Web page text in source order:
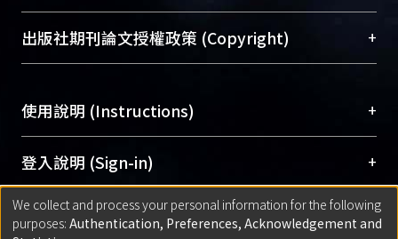
To permanently archive and promote researcher
profiles and scholarly works, Library integrates the
services of “NTU Repository” with “Academic
開放取用是從使用者角度提升資訊取用性的社會運
動，應用在學術研究上是透過將研究著作公開供使
用逐年攀升。同時可加速研究發展、提升研究影響
Archive）平台。 （點選深入了解OA）
出版社期刊論文授權政策 (Copyright) +
含部分內容的版權非匯入者所有，或由第三方贊
助與合作完成，請確認該版權所有者及第三方同
意提供此授權。
Please represent that the submission is your
original work, and that you have the right to
grant the rights to upload.
使用說明 (Instructions) +
網站簡介(Quickstart Guide)
使用手冊(Instruction Manual)
線上預約服務(Booking Service)
登入說明 (Sign-in) +
方案一：臺灣大學計算機中心帳號登入
匯入著作 (Submission) +
We collect and process your personal information for the following
purposes: Authentication, Preferences, Acknowledgement and